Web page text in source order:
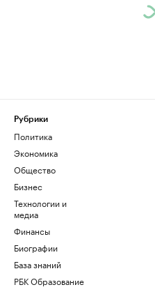
Рубрики
Политика
Экономика
Общество
Бизнес
Технологии и
медиа
Финансы
Биографии
База знаний
РБК Образование